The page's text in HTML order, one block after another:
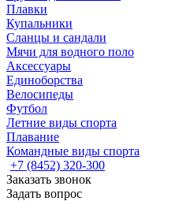
Плавки
Купальники
Сланцы и сандали
Мячи для водного поло
Аксессуары
Единоборства
Велосипеды
Футбол
Летние виды спорта
Плавание
Командные виды спорта
+7 (8452) 320-300
Заказать звонок
Задать вопрос